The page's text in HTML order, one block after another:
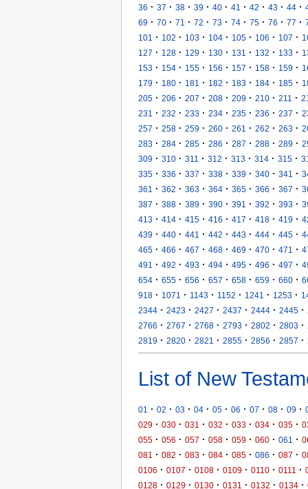
36 · 37 · 38 · 39 · 40 · 41 · 42 · 43 · 44 ·
69 · 70 · 71 · 72 · 73 · 74 · 75 · 76 · 77 ·
101
· 102 · 103 · 104 · 105 · 106 · 107 ·
127 · 128 · 129 · 130 · 131 · 132 · 133 ·
153 · 154 · 155 · 156 · 157 · 158 · 159 ·
179 · 180 · 181 · 182 · 183 · 184 · 185 ·
205 · 206 · 207 · 208 · 209 · 210 · 211 ·
231
· 232 · 233 · 234 · 235 · 236 · 237 ·
257 · 258 · 259 · 260 · 261 · 262 · 263 ·
283 · 284 · 285 · 286 · 287 · 288 · 289 ·
309 · 310 · 311 · 312 · 313 · 314 · 315 ·
335 · 336 · 337 · 338 · 339 · 340 · 341 ·
361
· 362 · 363 · 364 · 365 · 366 · 367 ·
387 · 388 · 389 · 390 · 391 · 392 · 393 ·
413 · 414 · 415 · 416 · 417 · 418 · 419 ·
439 · 440 · 441 · 442 · 443 · 444 · 445 ·
465 · 466 · 467 · 468 · 469 · 470 · 471 ·
491
· 492 · 493 · 494 · 495 · 496 · 497 ·
654 · 655 · 656 · 657 · 658 · 659 · 660 ·
918 · 1071 · 1143 · 1152 · 1241 · 1253 ·
2344 · 2423 · 2427 · 2437 · 2444 · 2445 ·
2766 · 2767 · 2768 · 2793 · 2802 · 2803 ·
2819 · 2820 · 2821 · 2855 · 2856 · 2857 ·
List of New
01 · 02 · 03 · 04 · 05 · 06 · 07 · 08 · 09 ·
029 · 030 · 031 · 032 · 033 · 034 · 035 ·
055 · 056 · 057 · 058 · 059 · 060 · 061 ·
081
· 082 · 083 · 084 · 085 · 086 · 087 ·
0106 · 0107 · 0108 · 0109 · 0110 · 0111 ·
0128 · 0129 · 0130 · 0131 · 0132 · 0134 ·